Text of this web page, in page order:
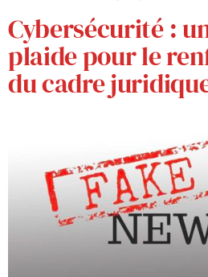
Cybersécurité :
plaide pour le
du cadre